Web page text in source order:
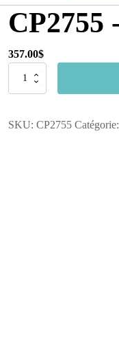
CP2755
357.00$
quantité
Tournevis
SKU: CP2755 Catégorie: